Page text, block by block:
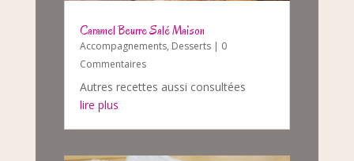
Caramel Beurre Salé Maison
Accompagnements, Desserts| 0
Commentaires
Autres recettes aussi consultées
lire plus